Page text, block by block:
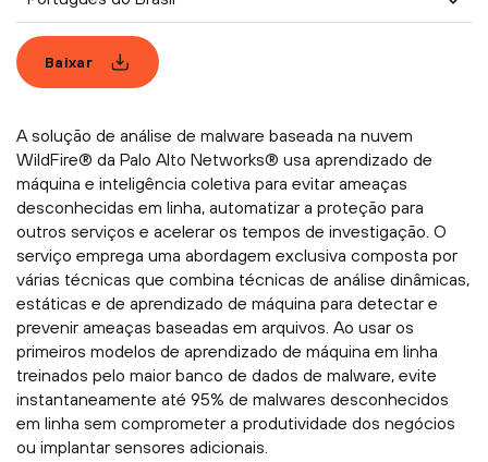
Baixar
A solução de análise de malware baseada na nuvem
WildFire® da Palo Alto Networks® usa aprendizado de
máquina e inteligência coletiva para evitar ameaças
desconhecidas em linha, automatizar a proteção para
outros serviços e acelerar os tempos de investigação. O
serviço emprega uma abordagem exclusiva composta por
várias técnicas que combina técnicas de análise dinâmicas,
estáticas e de aprendizado de máquina para detectar e
prevenir ameaças baseadas em arquivos. Ao usar os
primeiros modelos de aprendizado de máquina em linha
treinados pelo maior banco de dados de malware, evite
instantaneamente até 95% de malwares desconhecidos
em linha sem comprometer a produtividade dos negócios
ou implantar sensores adicionais.